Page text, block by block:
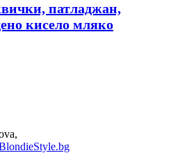
патладжан,
кисело мляко